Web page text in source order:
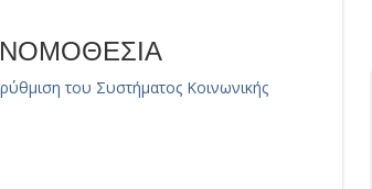
ΝΟΜΟΘΕΣΙΑ
του Συστήματος Κοινωνικής